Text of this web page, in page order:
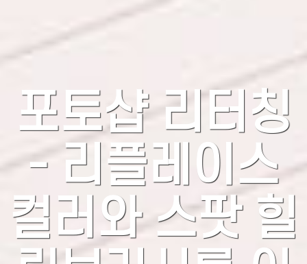
포토샵 리터칭
- 리플레이스
컬러와 스팟 힐